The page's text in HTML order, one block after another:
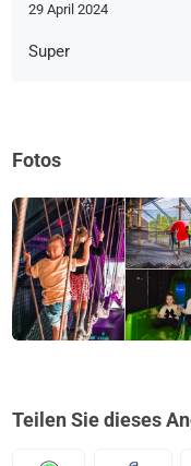
29 April 2024
Super
Fotos
Teilen Sie dieses